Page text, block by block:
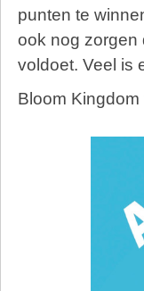
punten te
ook nog zorgen
voldoet. Veel is
Bloom